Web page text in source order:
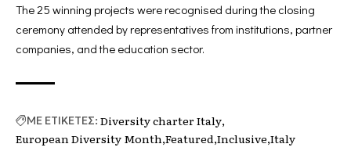
The 25 winning projects were recognised during the closing
ceremony attended by representatives from institutions, partner
companies, and the education sector.
ΜΕ ΕΤΙΚΕΤΕΣ: Diversity charter Italy
European Diversity Month Featured Inclusive Italy